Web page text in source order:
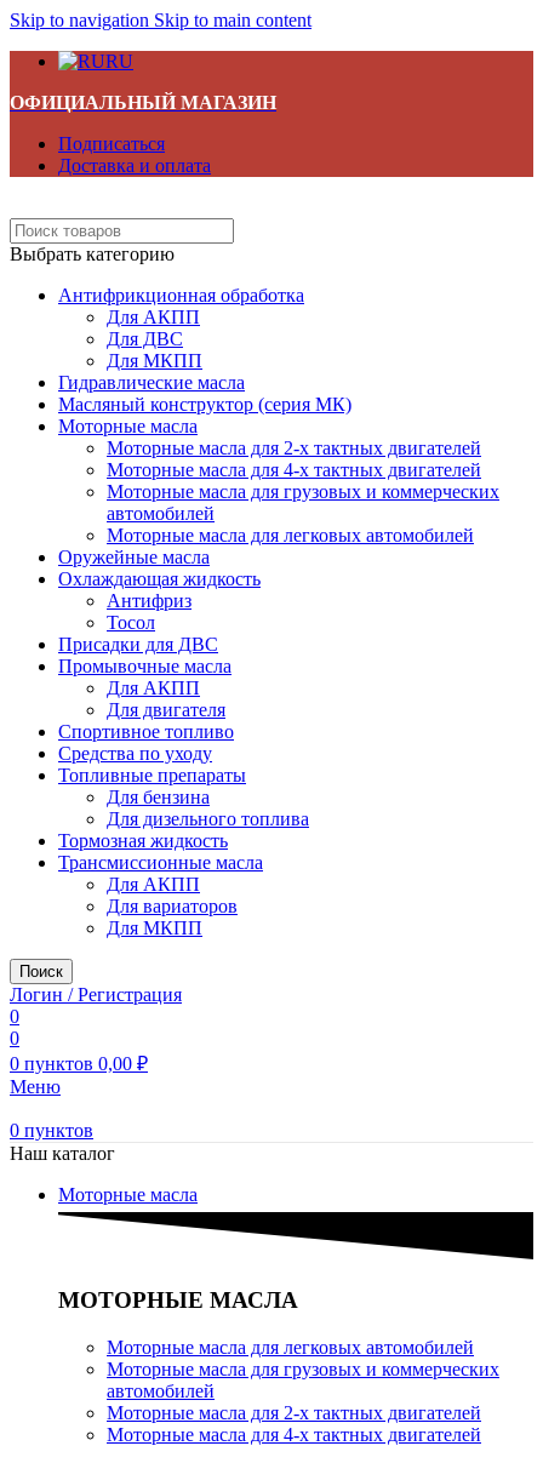
Skip to navigation Skip to main content
RU
ОФИЦИАЛЬНЫЙ МАГАЗИН
Подписаться
Доставка и оплата
Выбрать категорию
Антифрикционная обработка
Для АКПП
Для ДВС
Для МКПП
Гидравлические масла
Масляный конструктор (серия МК)
Моторные масла
Моторные масла для 2-х тактных двигателей
Моторные масла для 4-х тактных двигателей
Моторные масла для грузовых и коммерческих
автомобилей
Моторные масла для легковых автомобилей
Оружейные масла
Охлаждающая жидкость
Антифриз
Тосол
Присадки для ДВС
Промывочные масла
Для АКПП
Для двигателя
Спортивное топливо
Средства по уходу
Топливные препараты
Для бензина
Для дизельного топлива
Тормозная жидкость
Трансмиссионные масла
Для АКПП
Для вариаторов
Для МКПП
Поиск
Логин / Регистрация
0
0
0 пунктов 0,00 ₽
Меню
0 пунктов
Наш каталог
Моторные масла
МОТОРНЫЕ МАСЛА
Моторные масла для легковых автомобилей
Моторные масла для грузовых и коммерческих
автомобилей
Моторные масла для 2-х тактных двигателей
Моторные масла для 4-х тактных двигателей